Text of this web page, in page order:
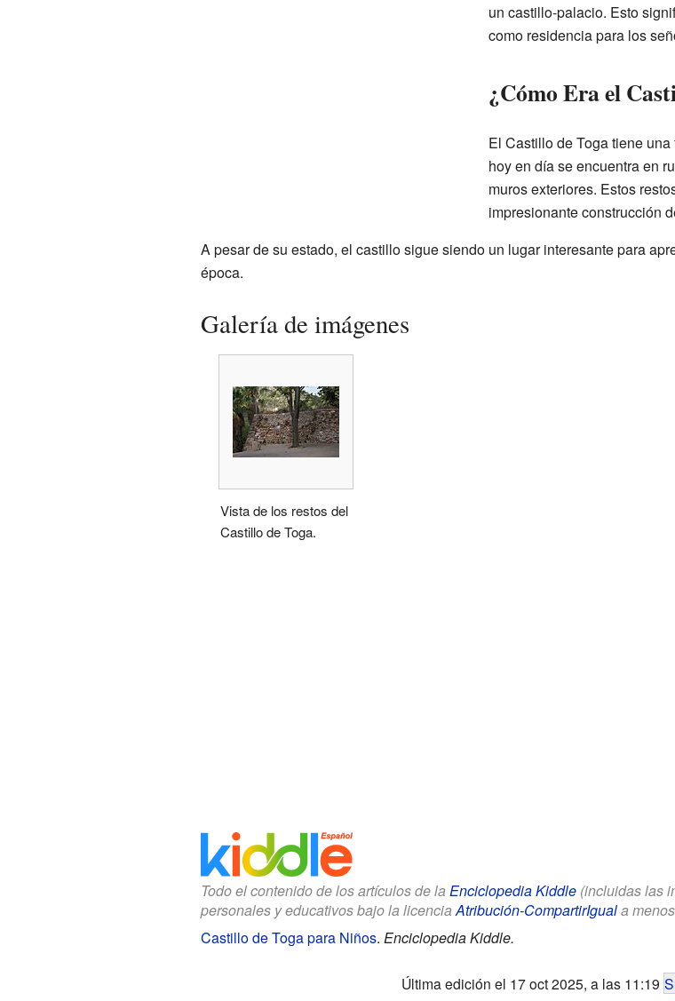
un castillo-palacio. Esto
como residencia para los
¿Cómo Era el
El Castillo de Toga tiene
hoy en día se encuentra en
muros exteriores. Estos
impresionante construcción
A pesar de su estado, el castillo sigue siendo un lugar interesante para
época.
Galería de imágenes
Vista de los restos del
Castillo de Toga.
Todo el contenido de los artículos de la Enciclopedia Kiddle(incluidas las
personales y educativos bajo la licencia Atribución-CompartirIguala
Castillo de Toga para Niños. Enciclopedia Kiddle.
Última edición el 17 oct 2025, a las 11:19